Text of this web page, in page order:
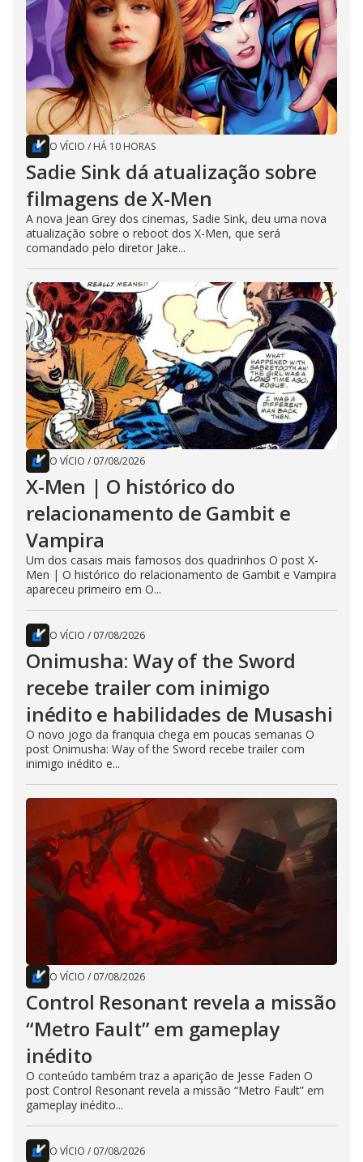
O VÍCIO / HÁ 10 HORAS
Sadie Sink dá atualização sobre
filmagens de X-Men
A nova Jean Grey dos cinemas, Sadie Sink, deu uma nova
atualização sobre o reboot dos X-Men, que será
comandado pelo diretor Jake...
O VÍCIO / 07/08/2026
X-Men | O histórico do
relacionamento de Gambit e
Vampira
Um dos casais mais famosos dos quadrinhos O post X-
Men | O histórico do relacionamento de Gambit e Vampira
apareceu primeiro em O...
O VÍCIO / 07/08/2026
Onimusha: Way of the Sword
recebe trailer com inimigo
inédito e habilidades de Musashi
O novo jogo da franquia chega em poucas semanas O
post Onimusha: Way of the Sword recebe trailer com
inimigo inédito e...
O VÍCIO / 07/08/2026
Control Resonant revela a missão
“Metro Fault” em gameplay
inédito
O conteúdo também traz a aparição de Jesse Faden O
post Control Resonant revela a missão “Metro Fault” em
gameplay inédito...
O VÍCIO / 07/08/2026